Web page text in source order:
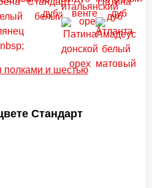
Стандарт